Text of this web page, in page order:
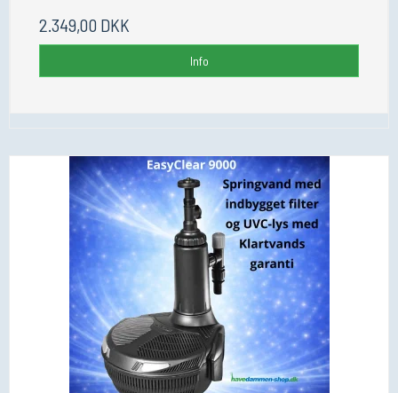
2.349,00 DKK
Info